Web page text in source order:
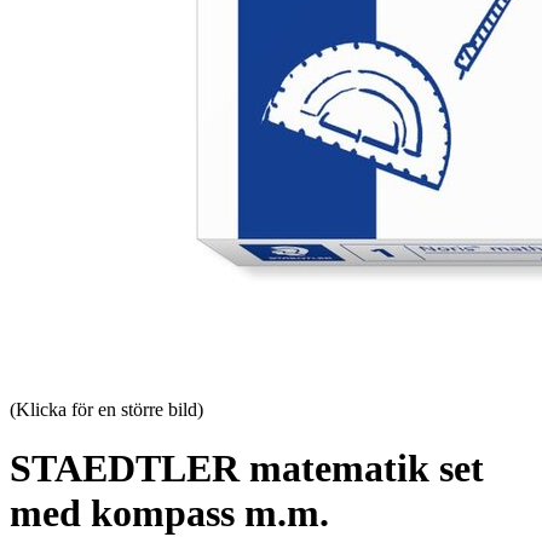
(Klicka för en större bild)
STAEDTLER matematik set
med kompass m.m.